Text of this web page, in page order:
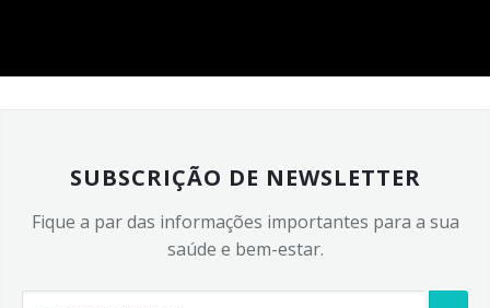
SUBSCRIÇÃO DE NEWSLETTER
Fique a par das informações importantes para a sua
saúde e bem-estar.
Email